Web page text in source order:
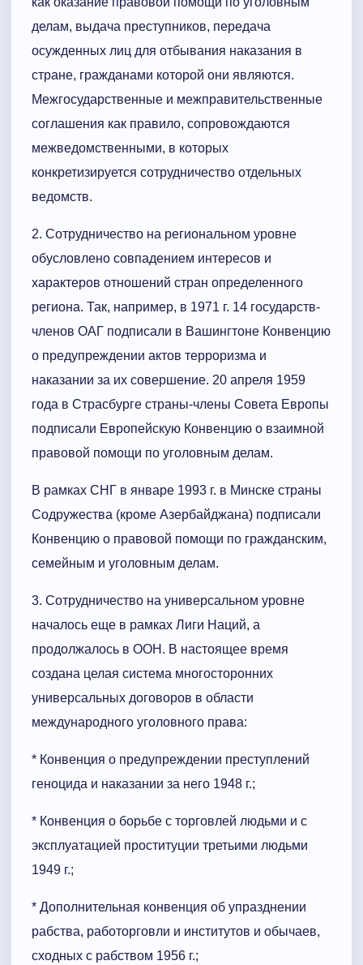
делам, выдача преступников, передача
осужденных лиц для отбывания наказания в
стране, гражданами которой они являются.
Межгосударственные и межправительственные
соглашения как правило, сопровождаются
межведомственными, в которых
конкретизируется сотрудничество отдельных
ведомств.
2. Сотрудничество на региональном уровне
обусловлено совпадением интересов и
характеров отношений стран определенного
региона. Так, например, в 1971 г. 14 государств-
членов ОАГ подписали в Вашингтоне Конвенцию
о предупреждении актов терроризма и
наказании за их совершение. 20 апреля 1959
года в Страсбурге страны-члены Совета Европы
подписали Европейскую Конвенцию о взаимной
правовой помощи по уголовным делам.
В рамках СНГ в январе 1993 г. в Минске страны
Содружества (кроме Азербайджана) подписали
Конвенцию о правовой помощи по гражданским,
семейным и уголовным делам.
3. Сотрудничество на универсальном уровне
началось еще в рамках Лиги Наций, а
продолжалось в ООН. В настоящее время
создана целая система многосторонних
универсальных договоров в области
международного уголовного права:
* Конвенция о предупреждении преступлений
геноцида и наказании за него 1948 г.;
* Конвенция о борьбе с торговлей людьми и с
эксплуатацией проституции третьими людьми
1949 г.;
* Дополнительная конвенция об упразднении
рабства, работорговли и институтов и обычаев,
сходных с рабством 1956 г.;